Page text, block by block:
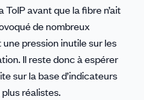
avant que la fibre n’ait
de nombreux
pression inutile sur les
Il reste donc à espérer
sur la base d’indicateurs
réalistes.